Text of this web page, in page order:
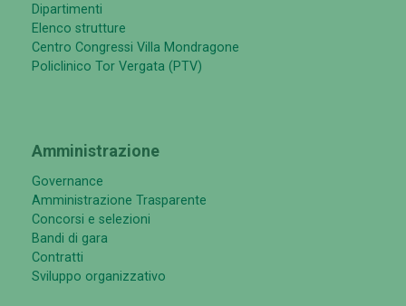
Dipartimenti
Elenco strutture
Centro Congressi Villa Mondragone
Policlinico Tor Vergata (PTV)
Amministrazione
Governance
Amministrazione Trasparente
Concorsi e selezioni
Bandi di gara
Contratti
Sviluppo organizzativo